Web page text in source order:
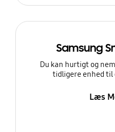
Samsung
Du kan hurtigt og
tidligere enhed til
Læs